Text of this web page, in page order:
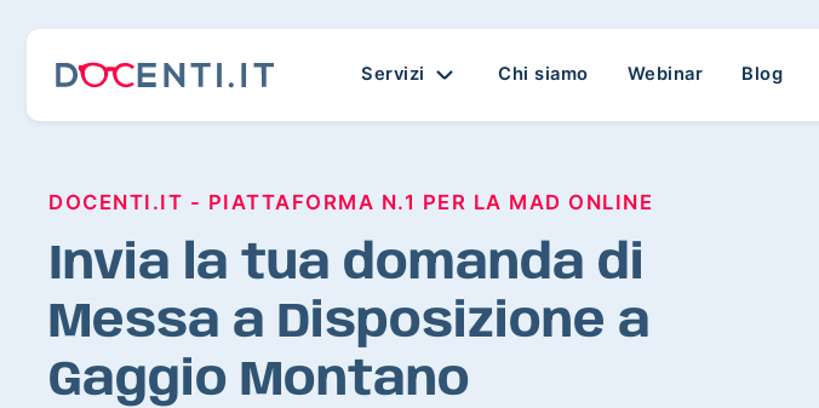
Servizi Chi siamo Webinar Blog
DOCENTI.IT - PIATTAFORMA N.1 PER LA MAD ONLINE
Invia la tua domanda di
Messa a Disposizione a
Gaggio Montano